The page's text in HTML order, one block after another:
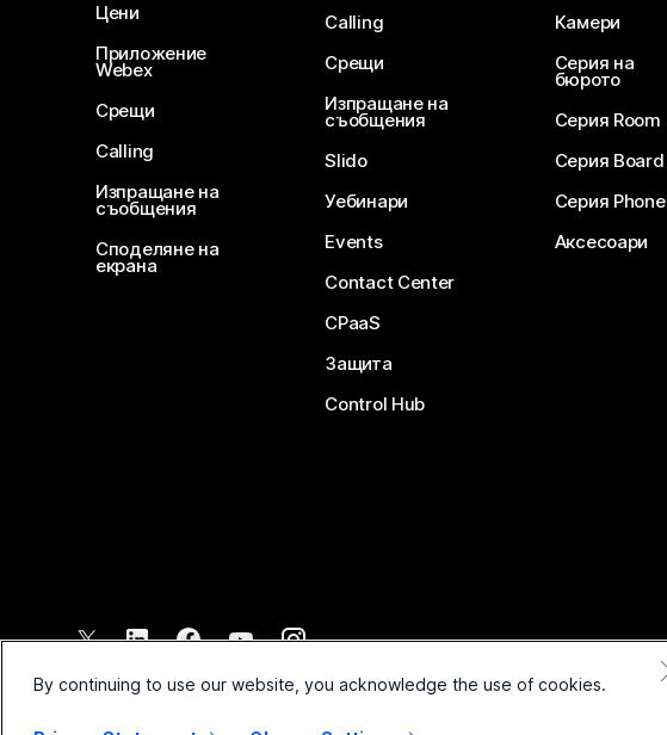
Цени
Приложение
Webex
Срещи
Calling
Изпращане на
съобщения
Споделяне на
екрана
Calling
Срещи
Изпращане на
съобщения
Slido
Уебинари
Events
Contact Center
CPaaS
Защита
Control Hub
Камери
Серия на
бюрото
Серия Room
Серия Board
Серия Phone
Аксесоари
2026 Cisco и/или техните филиали. Всички права запазени.
By continuing to use our website, you acknowledge the use of cookies.